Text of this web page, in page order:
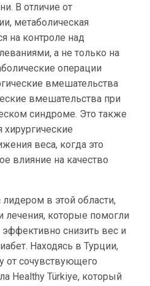
В отличие от
метаболическая
на контроле над
а не только на
операции
вмешательства
вмешательства при
синдроме. Это также
веса, когда это
влияние на качество
лидером в этой области,
лечения, которые помогли
снизить вес и
Находясь в Турции,
от сочувствующего
Healthy Türkiye, который